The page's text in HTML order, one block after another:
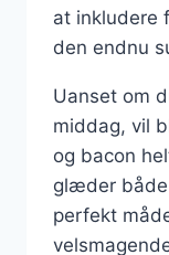
at inkludere
den endnu
Uanset om
middag, vil
og bacon
glæder både
perfekt